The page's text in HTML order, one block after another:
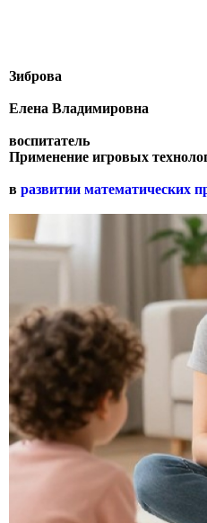
Зиброва
Елена Владимировна
воспитатель
Применение игровых
в развитии математических